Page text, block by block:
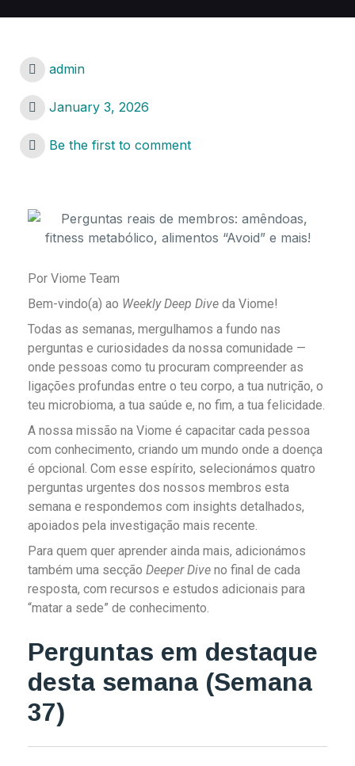
admin
January 3, 2026
Be the first to comment
Por Viome Team
Bem-vindo(a) ao Weekly Deep Dive da Viome!
Todas as semanas, mergulhamos a fundo nas
perguntas e curiosidades da nossa comunidade —
onde pessoas como tu procuram compreender as
ligações profundas entre o teu corpo, a tua nutrição, o
teu microbioma, a tua saúde e, no fim, a tua felicidade.
A nossa missão na Viome é capacitar cada pessoa
com conhecimento, criando um mundo onde a doença
é opcional. Com esse espírito, selecionámos quatro
perguntas urgentes dos nossos membros esta
semana e respondemos com insights detalhados,
apoiados pela investigação mais recente.
Para quem quer aprender ainda mais, adicionámos
também uma secção Deeper Dive no final de cada
resposta, com recursos e estudos adicionais para
“matar a sede” de conhecimento.
Perguntas em destaque
desta semana (Semana
37)